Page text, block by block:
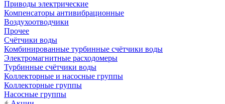
Приводы электрические
Компенсаторы антивибрационные
Воздухоотводчики
Прочее
Счётчики воды
Комбинированные турбинные счётчики воды
Электромагнитные расходомеры
Турбинные счётчики воды
Коллекторные и насосные группы
Коллекторные группы
Насосные группы